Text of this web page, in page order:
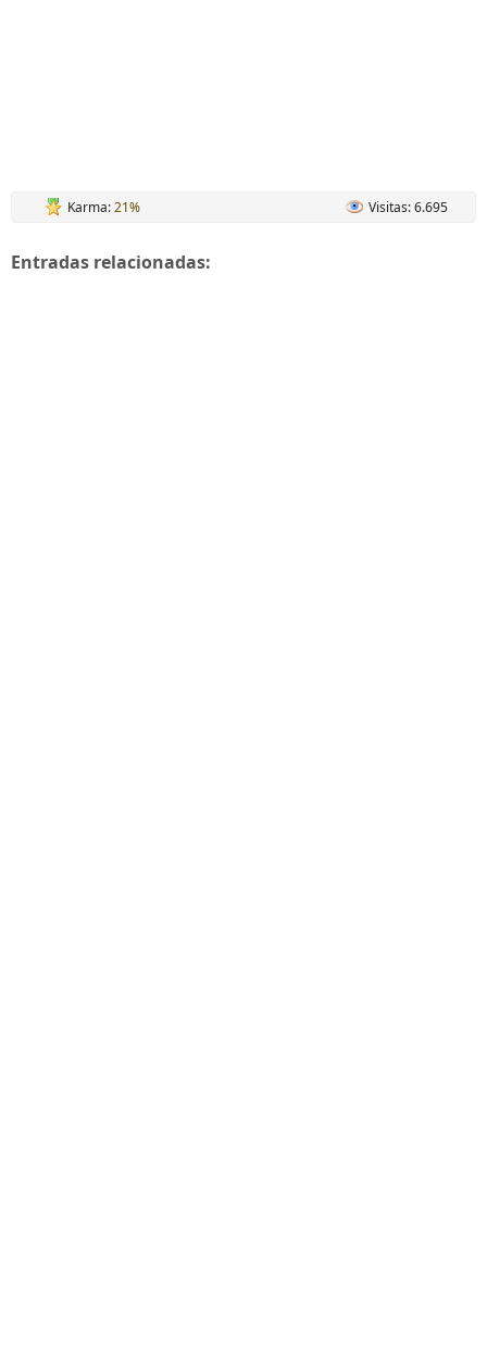
Karma:21% Visitas: 6.695
Entradas relacionadas: